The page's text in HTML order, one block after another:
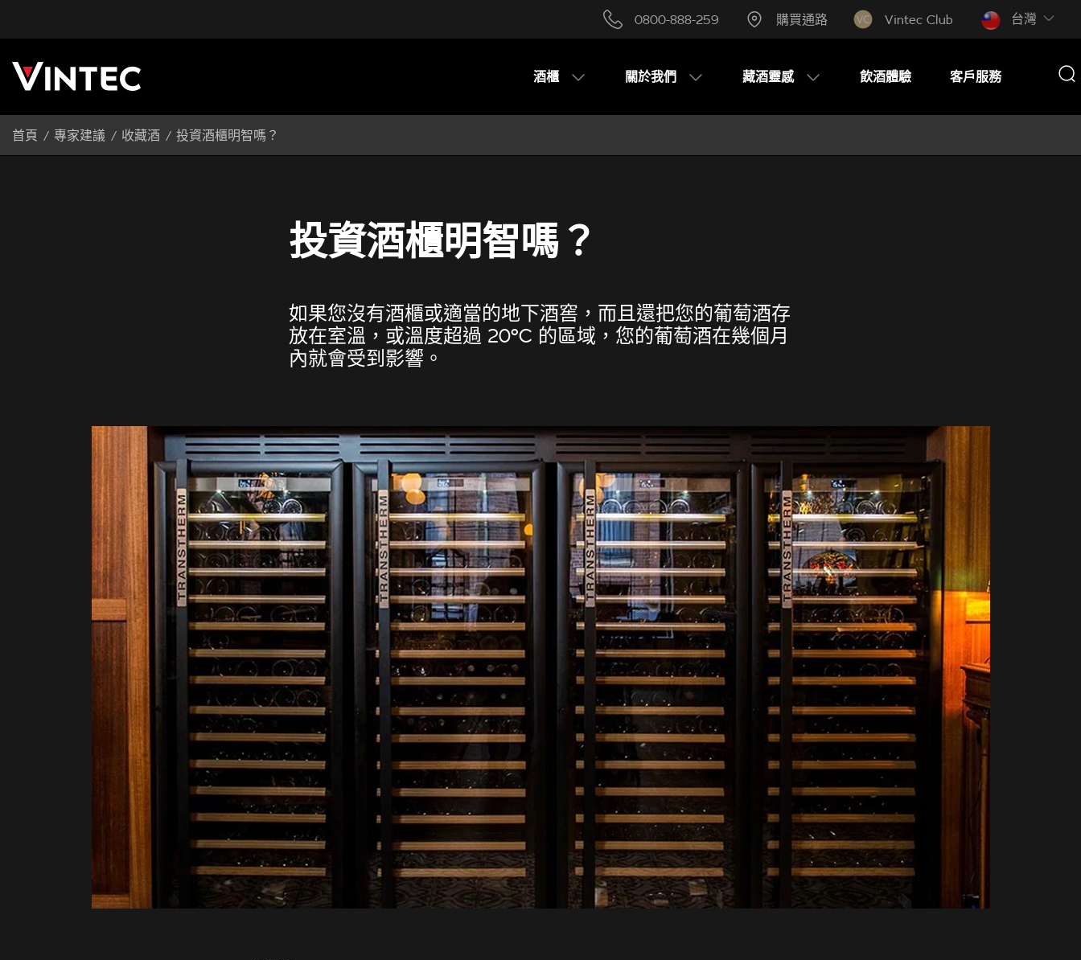
0800-888-259 購買通路 Vintec Club 台灣​
酒櫃 關於我們 藏酒靈感 飲酒體驗 客戶服務
首頁 專家建議 收藏酒 投資酒櫃明智嗎？
投資酒櫃明智嗎？
如果您沒有酒櫃或適當的地下酒窖，而且還把您的葡萄酒存
放在室溫，或溫度超過 20°C 的區域，您的葡萄酒在幾個月
內就會受到影響。